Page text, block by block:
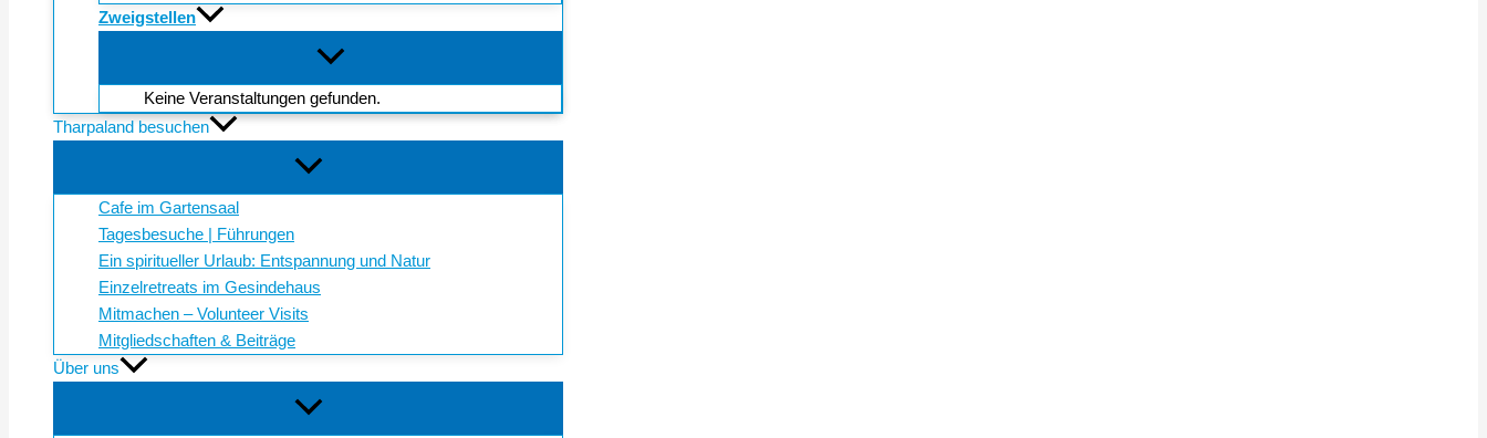
Zweigstellen
Keine Veranstaltungen gefunden.
Tharpaland besuchen
Cafe im Gartensaal
Tagesbesuche | Führungen
Ein spiritueller Urlaub: Entspannung und Natur
Einzelretreats im Gesindehaus
Mitmachen – Volunteer Visits
Mitgliedschaften & Beiträge
Über uns